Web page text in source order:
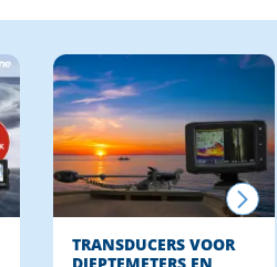
TRANSDUCERS VOOR